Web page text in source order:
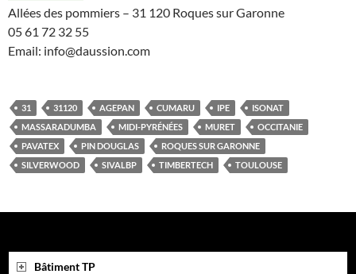
Allées des pommiers – 31 120 Roques sur Garonne
05 61 72 32 55
Email: info@daussion.com
31 31120 AGEPAN CUMARU IPE
ISONAT
MASSARADUMBA
MIDI-PYRÉNÉES MURET
OCCITANIE
PAVATEX
PIN DOUGLAS
ROQUES SUR GARONNE
SILVERWOOD
SIVALBP TIMBERTECH TOULOUSE
Bâtiment TP